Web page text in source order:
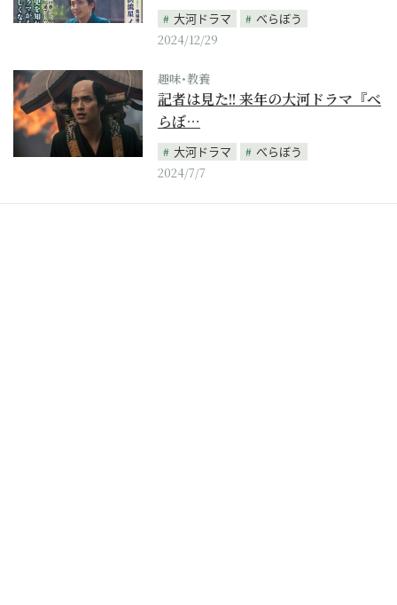
大河ドラマ
べらぼう
2024/12/29
趣味･教養
記者は見た!! 来年の大河ドラマ『べ
らぼ…
大河ドラマ
べらぼう
2024/7/7